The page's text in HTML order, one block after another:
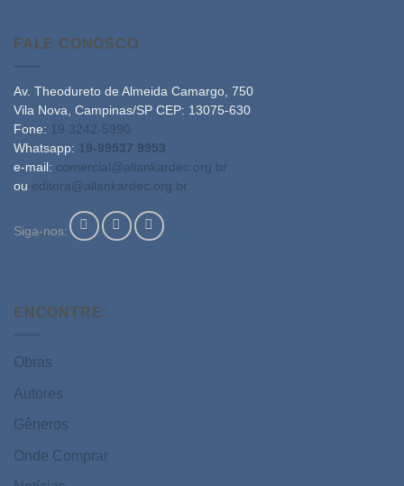
FALE CONOSCO
Av. Theodureto de Almeida Camargo, 750
Vila Nova, Campinas/SP CEP: 13075-630
Fone: 19 3242-5990
Whatsapp: 19-99537 9953
e-mail: comercial@allankardec.org.br
ou editora@allankardec.org.br
Siga-nos:
ENCONTRE:
Obras
Autores
Gêneros
Onde Comprar